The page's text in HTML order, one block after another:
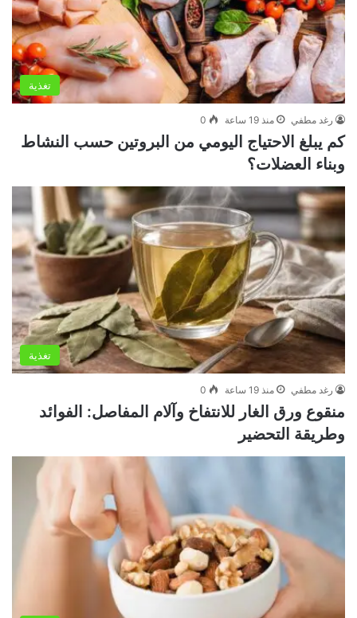
تغذية
رغد مطفي منذ 19 ساعة 0
كم يبلغ الاحتياج اليومي من البروتين حسب النشاط
وبناء العضلات؟
تغذية
رغد مطفي منذ 19 ساعة 0
منقوع ورق الغار للانتفاخ وآلام المفاصل: الفوائد
وطريقة التحضير